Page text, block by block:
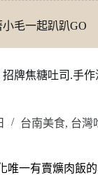
小毛一起趴趴GO
牌焦糖吐司.手
台南美食, 台灣
唯一有賣爌肉飯